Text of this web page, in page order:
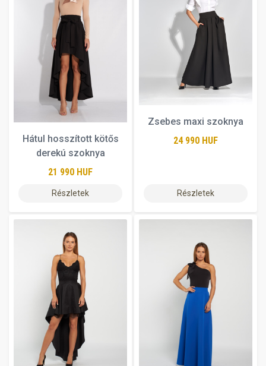
Hátul hosszított kötős
derekú szoknya
21 990 HUF
Részletek
Zsebes maxi szoknya
24 990 HUF
Részletek